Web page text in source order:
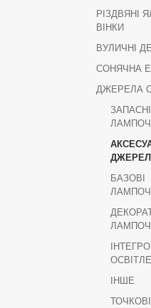
РІЗДВЯНІ
ВІНКИ
ВУЛИЧНІ
СОНЯЧНА
ДЖЕРЕЛА
ЗАПАСНІ
ДЖЕРЕЛ
БАЗОВІ
ІНШЕ
ТОЧКОВІ